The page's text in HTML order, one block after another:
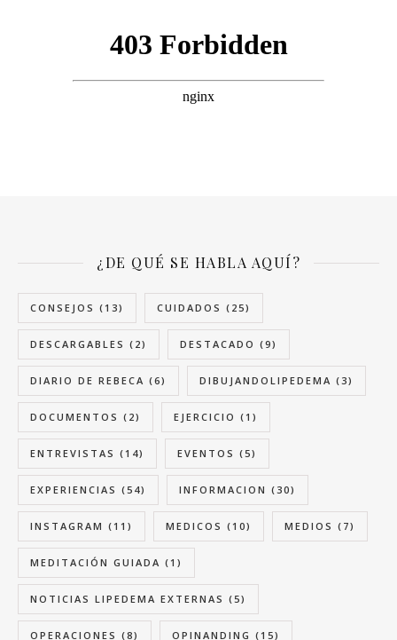
¿DE QUÉ SE HABLA AQUÍ?
CONSEJOS (13) CUIDADOS (25)
DESCARGABLES (2) DESTACADO (9)
DIARIO DE REBECA (6) DIBUJANDOLIPEDEMA (3)
DOCUMENTOS (2) EJERCICIO (1)
ENTREVISTAS (14) EVENTOS (5)
EXPERIENCIAS (54) INFORMACION (30)
INSTAGRAM (11) MEDICOS (10) MEDIOS (7)
MEDITACIÓN GUIADA (1)
NOTICIAS LIPEDEMA EXTERNAS (5)
OPERACIONES (8) OPINANDING (15)